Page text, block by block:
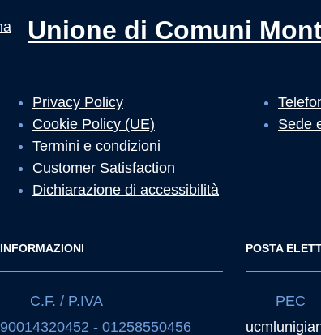
Unione di Comuni
Privacy Policy
Cookie Policy (UE)
Termini e condizioni
Customer Satisfaction
Dichiarazione di accessibilità
Sede
INFORMAZIONI
C.F. / P.IVA
90014320452 - 01258550456
POSTA
PEC